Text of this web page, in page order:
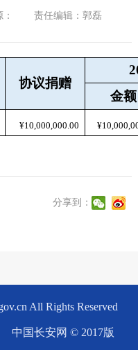
责任编辑：郭磊
协议捐赠
金额
¥10,000,000.00
分享到：
All Rights Reserved
中国长安网 © 2017版